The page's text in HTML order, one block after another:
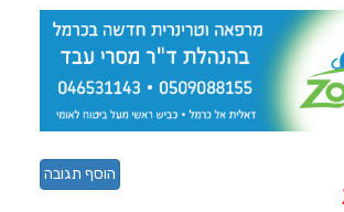
הוסף תגובה